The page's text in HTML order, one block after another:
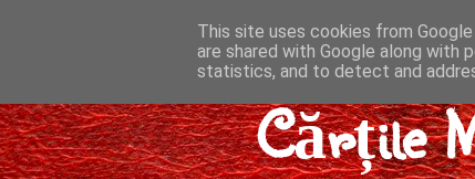
Cărțile
This site uses cookies from
are shared with Google along with
statistics, and to detect and